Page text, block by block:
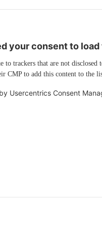
your consent to
trackers that are not disclosed
CMP to add this content to the
Usercentrics Consent